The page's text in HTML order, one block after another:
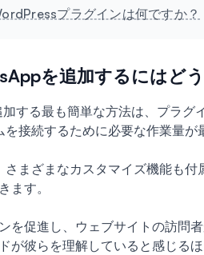
プラグインは何ですか？
を追加するにはど
する最も簡単な方法は、プラグ
接続するために必要な作業量が
まざまなカスタマイズ機能も付
ます。
を促進し、ウェブサイトの訪問
が彼らを理解していると感じる